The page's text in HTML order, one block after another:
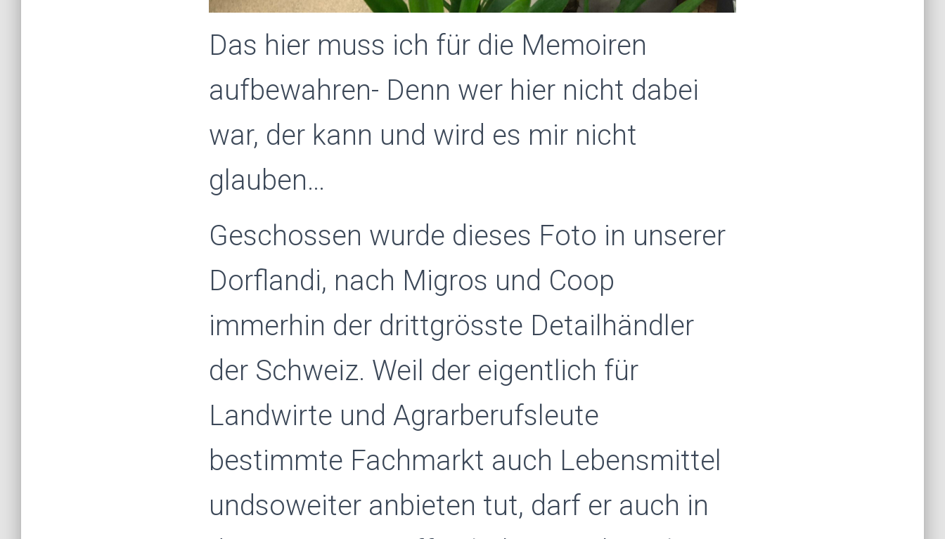
Das hier muss ich für die Memoiren
aufbewahren- Denn wer hier nicht dabei
war, der kann und wird es mir nicht
glauben…
Geschossen wurde dieses Foto in unserer
Dorflandi, nach Migros und Coop
immerhin der drittgrösste Detailhändler
der Schweiz. Weil der eigentlich für
Landwirte und Agrarberufsleute
bestimmte Fachmarkt auch Lebensmittel
undsoweiter anbieten tut, darf er auch in